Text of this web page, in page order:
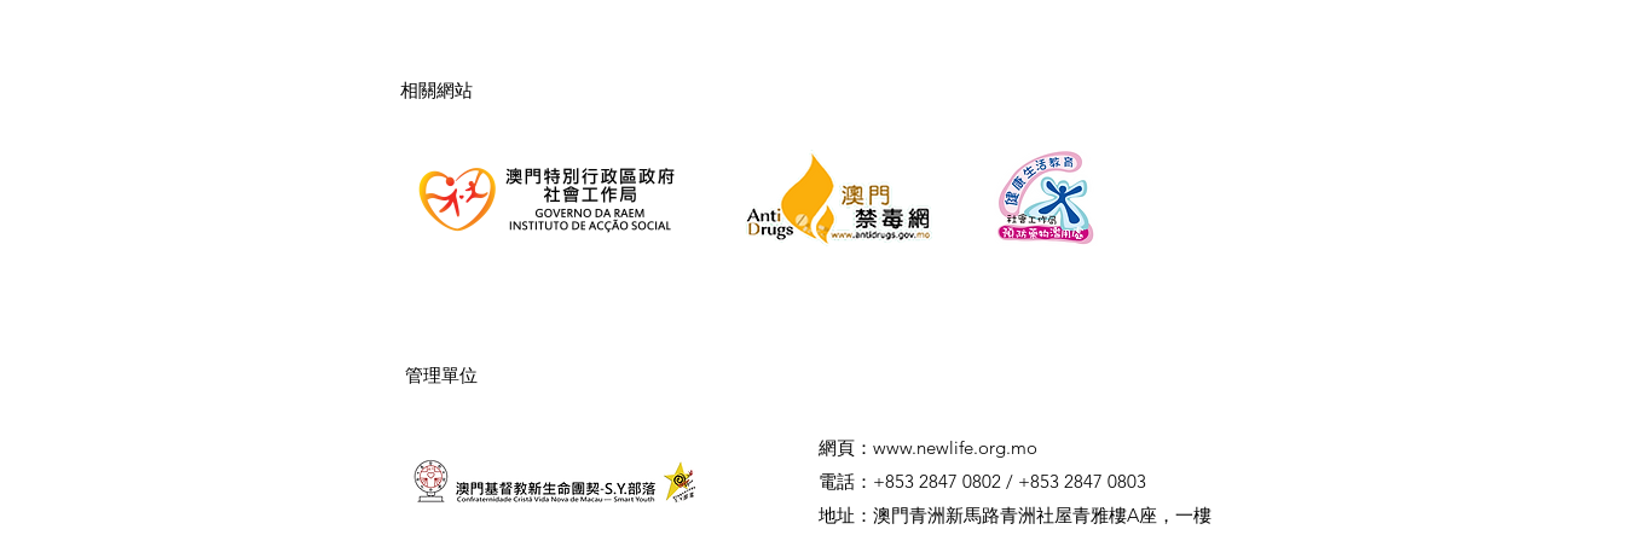
​相關網站
管理單位
​網頁： www.newlife.org.mo
電話：+853 2847 0802 / +853 2847 0803
​地址：澳門青洲新馬路青洲社屋青雅樓A座，一樓